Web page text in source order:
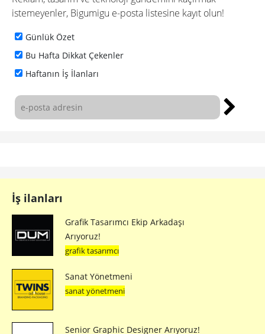
istemeyenler, Bigumigu e-posta listesine kayıt olun!
Günlük Özet
Bu Hafta Dikkat Çekenler
Haftanın İş İlanları
İş ilanları
Grafik Tasarımcı Ekip Arkadaşı
Arıyoruz!
grafik tasarımcı
Sanat Yönetmeni
sanat yönetmeni
Senior Graphic Designer Arıyoruz!